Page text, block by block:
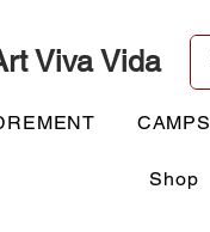
Viva Vida
CAMPS
Shop